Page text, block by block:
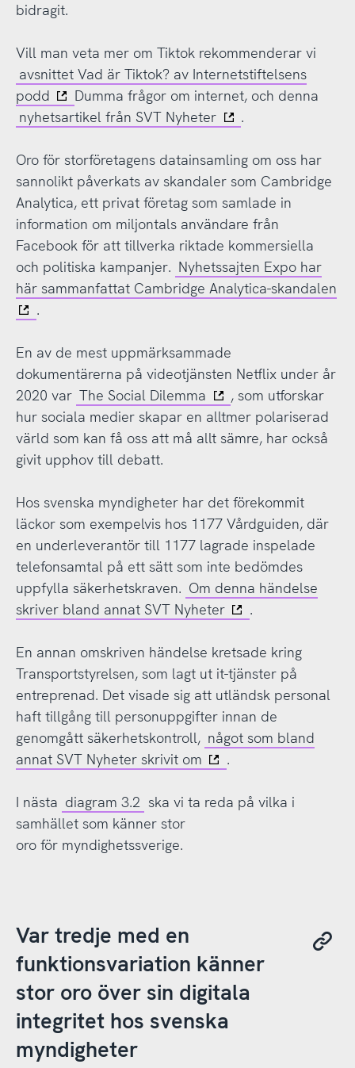
bidragit.
Vill man veta mer om Tiktok rekommenderar vi
avsnittet Vad är Tiktok? av Internetstiftelsens
podd
Dumma frågor om internet, och denna
nyhetsartikel från SVT Nyheter
.
Oro för storföretagens datainsamling om oss har
sannolikt påverkats av skandaler som Cambridge
Analytica, ett privat företag som samlade in
information om miljontals användare från
Facebook för att tillverka riktade kommersiella
och politiska kampanjer. Nyhetssajten Expo har
här sammanfattat Cambridge Analytica-skandalen
.
En av de mest uppmärksammade
dokumentärerna på videotjänsten Netflix under år
2020 var The Social Dilemma
, som utforskar
hur sociala medier skapar en alltmer polariserad
värld som kan få oss att må allt sämre, har också
givit upphov till debatt.
Hos svenska myndigheter har det förekommit
läckor som exempelvis hos 1177 Vårdguiden, där
en underleverantör till 1177 lagrade inspelade
telefonsamtal på ett sätt som inte bedömdes
uppfylla säkerhetskraven. Om denna händelse
skriver bland annat SVT Nyheter
.
En annan omskriven händelse kretsade kring
Transportstyrelsen, som lagt ut it-tjänster på
entreprenad. Det visade sig att utländsk personal
haft tillgång till personuppgifter innan de
genomgått säkerhetskontroll, något som bland
annat SVT Nyheter skrivit om
.
I nästa diagram 3.2 ska vi ta reda på vilka i
samhället som känner stor
oro för myndighetssverige.
Var tredje med en
funktionsvariation känner
stor oro över sin digitala
integritet hos svenska
myndigheter